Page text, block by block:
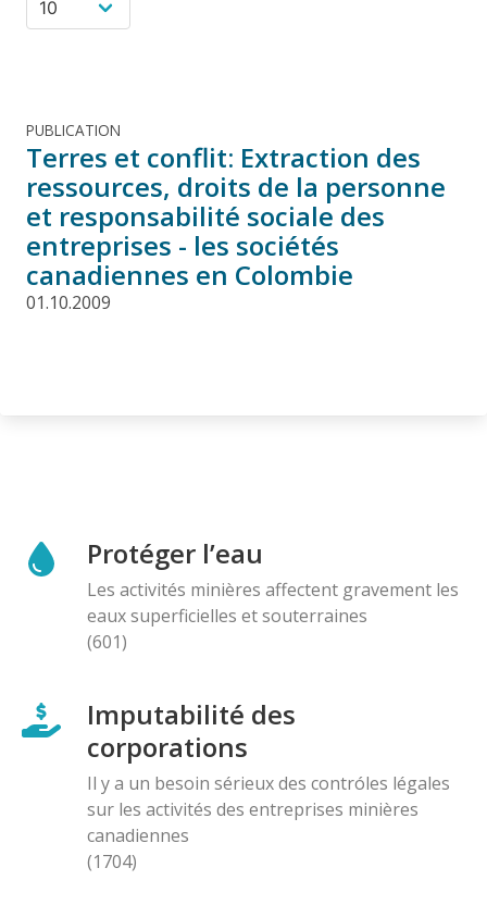
PUBLICATION
Terres et conflit: Extraction des
ressources, droits de la personne
et responsabilité sociale des
entreprises - les sociétés
canadiennes en Colombie
01.10.2009
Protéger l’eau
Les activités minières affectent gravement les
eaux superficielles et souterraines
(601)
Imputabilité des
corporations
Il y a un besoin sérieux des contróles légales
sur les activités des entreprises minières
canadiennes
(1704)